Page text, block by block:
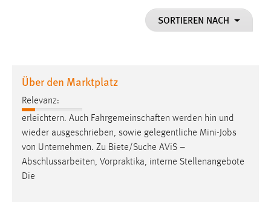
SORTIEREN NACH
Über den Marktplatz
Relevanz:
erleichtern. Auch Fahrgemeinschaften werden hin und
wieder ausgeschrieben, sowie gelegentliche Mini-Jobs
von Unternehmen. Zu Biete/Suche AViS –
Abschlussarbeiten, Vorpraktika, interne Stellenangebote
Die
Performance
Name:
staticfilecache
Zweck:
Für performante Seitenauslieferung wird in diesem Cookie
gespeichert, ob man eingeloggt ist.